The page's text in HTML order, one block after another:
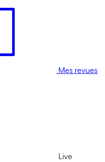
Mes revues
Live